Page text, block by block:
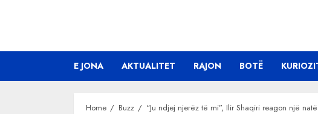
E JONA AKTUALITET RAJON BOTË
Home Buzz “Ju ndjej njerëz të mi”, Ilir Shaqiri reagon një